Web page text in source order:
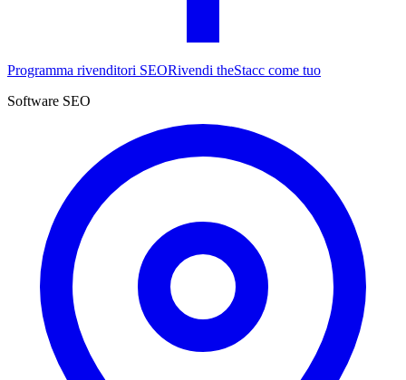
Programma rivenditori SEORivendi theStacc come tuo
Software SEO